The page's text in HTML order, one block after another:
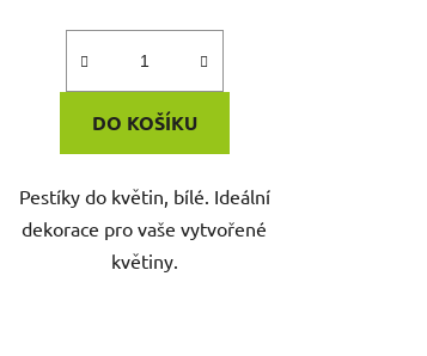
DO KOŠÍKU
Pestíky do květin, bílé. Ideální
dekorace pro vaše vytvořené
květiny.